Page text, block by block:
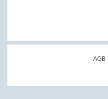
AGB